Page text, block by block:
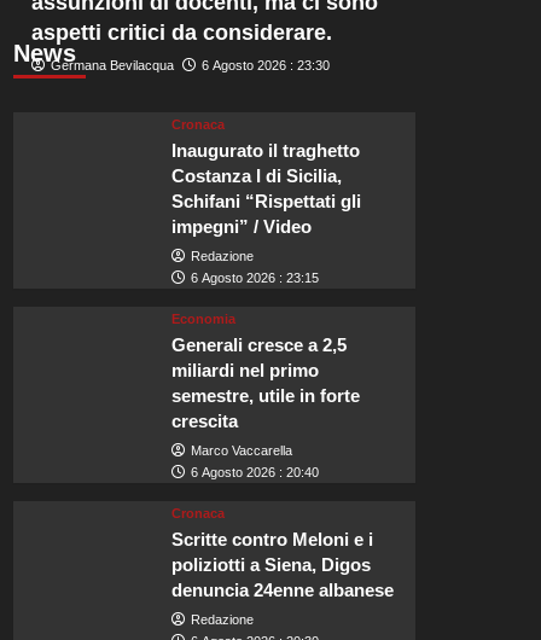
News
aspetti critici da considerare.
Germana Bevilacqua 6 Agosto 2026 : 23:30
Cronaca
Inaugurato il traghetto
Costanza I di Sicilia,
Schifani “Rispettati gli
impegni” / Video
Redazione
6 Agosto 2026 : 23:15
Economia
Generali cresce a 2,5
miliardi nel primo
semestre, utile in forte
crescita
Marco Vaccarella
6 Agosto 2026 : 20:40
Cronaca
Scritte contro Meloni e i
poliziotti a Siena, Digos
denuncia 24enne albanese
Redazione